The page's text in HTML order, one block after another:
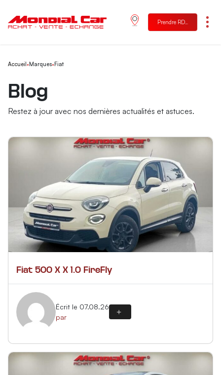
Prendre RDV
Menu
Accueil • Marques• Fiat
Blog
Restez à jour avec nos dernières actualités et astuces.
Fiat 500 X X 1.0 FireFly
Écrit le 07.08.26
par